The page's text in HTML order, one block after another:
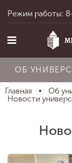
Об
Режим работы:
ОБ
Главная
Об
Новости